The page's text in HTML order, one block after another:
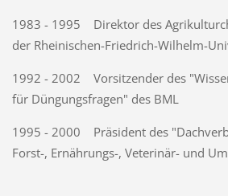
1983 - 1995 Direktor des
der Rheinischen-Friedrich-Wilhelm-
1992 - 2002 Vorsitzender des
für Düngungsfragen" des BML
1995 - 2000 Präsident des
Forst-, Ernährungs-, Veterinär- und